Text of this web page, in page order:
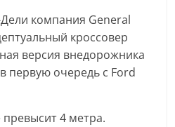
компания General
кроссовер
версия внедорожника
первую очередь с Ford
4 метра.